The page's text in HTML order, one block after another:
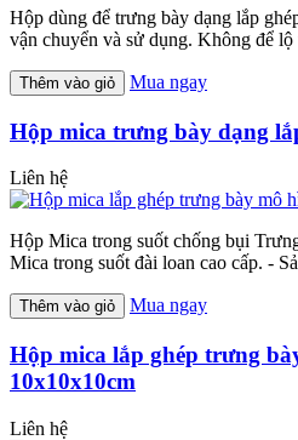
Hộp dùng để trưng bày dạng lắp
vận chuyển và sử dụng. Không để
Thêm vào giỏ Mua ngay
Hộp mica trưng bày dạng
Liên hệ
Hộp Mica trong suốt chống bụi
Mica trong suốt đài loan cao cấp. -
Thêm vào giỏ Mua ngay
Hộp mica lắp ghép trưng
10x10x10cm
Liên hệ